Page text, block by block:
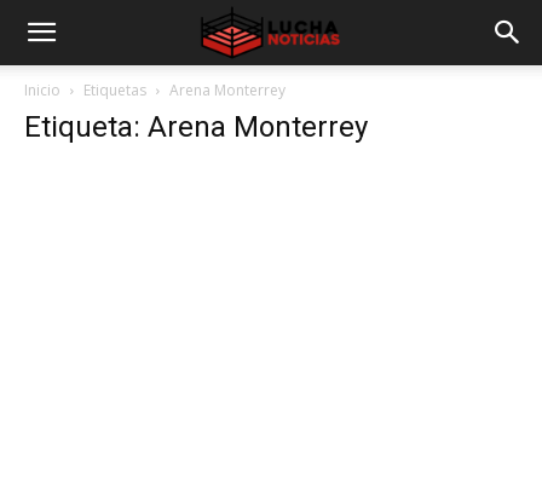
Inicio Etiquetas Arena Monterrey
Etiqueta: Arena Monterrey